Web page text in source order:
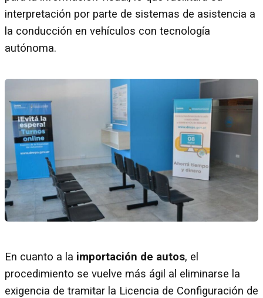
interpretación por parte de sistemas de asistencia a
la conducción en vehículos con tecnología
autónoma.
En cuanto a la importación de autos, el
procedimiento se vuelve más ágil al eliminarse la
exigencia de tramitar la Licencia de Configuración de